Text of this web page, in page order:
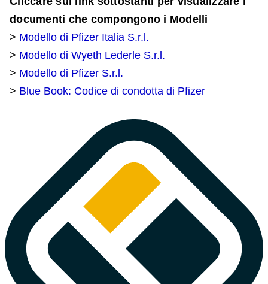
documenti che compongono i Modelli
> Modello di Pfizer Italia S.r.l.
> Modello di Wyeth Lederle S.r.l.
> Modello di Pfizer S.r.l.
> Blue Book: Codice di condotta di Pfizer